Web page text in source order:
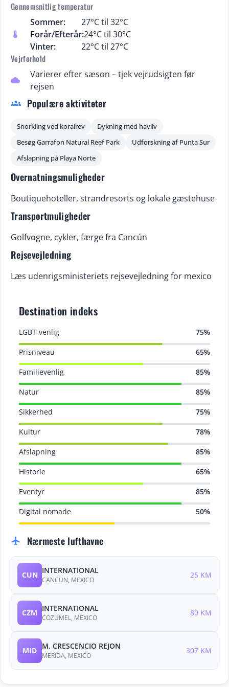
Gennemsnitlig temperatur
thermostat
Sommer:
27°C til 32°C
Forår/Efterår:24°C til 30°C
Vinter:
22°C til 27°C
Vejrforhold
cloud
Varierer efter sæson – tjek vejrudsigten før
rejsen
groups Populære aktiviteter
Snorkling ved koralrev
Dykning med havliv
Besøg Garrafon Natural Reef Park
Udforskning af Punta Sur
Afslapning på Playa Norte
Overnatningsmuligheder
Boutiquehoteller, strandresorts og lokale gæstehuse
Transportmuligheder
Golfvogne, cykler, færge fra Cancún
Rejsevejledning
Læs udenrigsministeriets rejsevejledning for mexico
Destination indeks
LGBT-venlig 75%
Prisniveau 65%
Familievenlig 85%
Natur 85%
Sikkerhed 75%
Kultur 78%
Afslapning 85%
Historie 65%
Eventyr 85%
Digital nomade 50%
flight Nærmeste lufthavne
CUN INTERNATIONAL
CANCUN, MEXICO
25 KM
CZM INTERNATIONAL
COZUMEL, MEXICO
80 KM
MID M. CRESCENCIO REJON
MERIDA, MEXICO
307 KM